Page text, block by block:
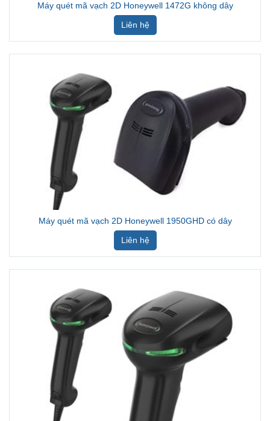
Máy quét mã vạch 2D Honeywell 1472G không dây
Liên hệ
Máy quét mã vạch 2D Honeywell 1950GHD có dây
Liên hệ